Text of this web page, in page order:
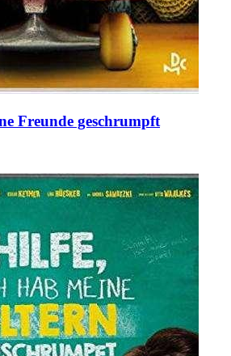
Freunde geschrumpft